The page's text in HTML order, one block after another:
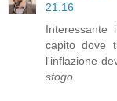
21:16
capito dove
l'inflazione
sfogo.